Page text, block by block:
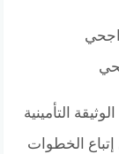
التأمينية
الخطوات